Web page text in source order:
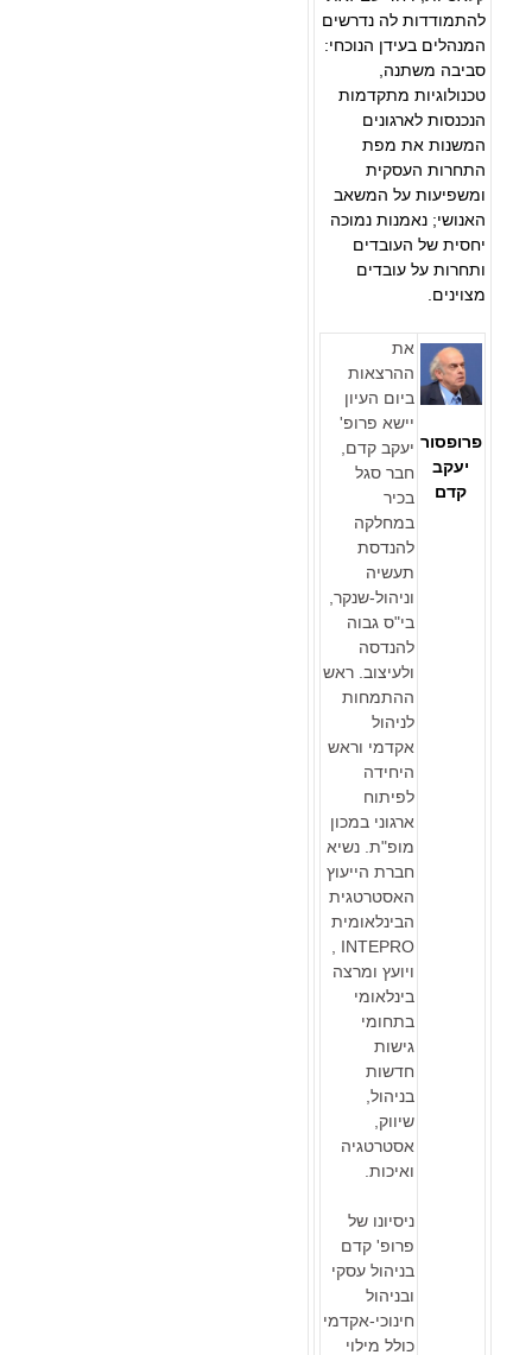
להתמודדות לה נדרשים
המנהלים בעידן הנוכחי:
סביבה משתנה,
טכנולוגיות מתקדמות
הנכנסות לארגונים
המשנות את מפת
התחרות העסקית
ומשפיעות על המשאב
האנושי; נאמנות נמוכה
יחסית של העובדים
ותחרות על עובדים
מצוינים.
פרופסור
יעקב
קדם
את
ההרצאות
ביום העיון
יישא פרופ'
יעקב קדם,
חבר סגל
בכיר
במחלקה
להנדסת
תעשיה
וניהול-שנקר,
בי"ס גבוה
להנדסה
ולעיצוב. ראש
ההתמחות
לניהול
אקדמי וראש
היחידה
לפיתוח
ארגוני במכון
מופ"ת. נשיא
חברת הייעוץ
האסטרטגית
הבינלאומית
INTEPRO ,
ויועץ ומרצה
בינלאומי
בתחומי
גישות
חדשות
בניהול,
שיווק,
אסטרטגיה
ואיכות.
ניסיונו של
פרופ' קדם
בניהול עסקי
ובניהול
חינוכי-אקדמי
כולל מילוי